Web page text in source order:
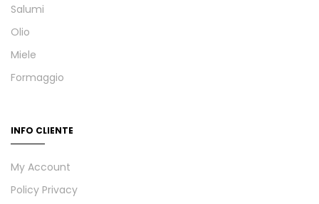
Salumi
Olio
Miele
Formaggio
INFO CLIENTE
My Account
Policy Privacy